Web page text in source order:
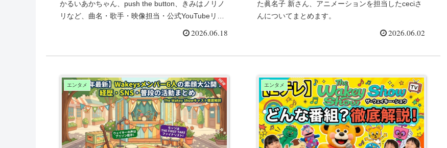
かるいあかちゃん、push the button、きみはノリノ
リなど、曲名・歌手・映像担当・公式YouTubeリン
2026.06.18
た眞名子 新さん、アニメーションを担当したceciさ
んについてまとめます。
2026.06.02
エンタメ エンタメ